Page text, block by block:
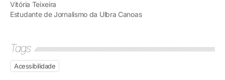
Vitória Teixeira
Estudante de Jornalismo da Ulbra Canoas
Tags
Acessibilidade